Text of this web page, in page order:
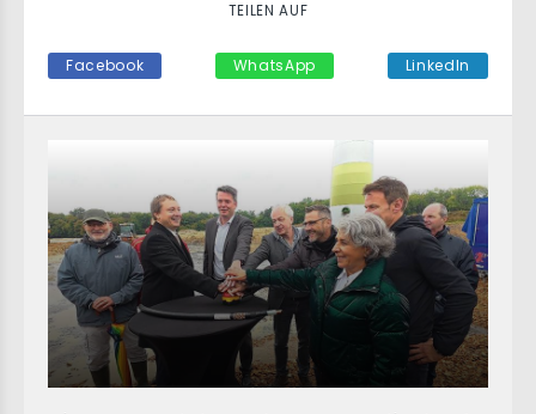
TEILEN AUF
Facebook WhatsApp LinkedIn